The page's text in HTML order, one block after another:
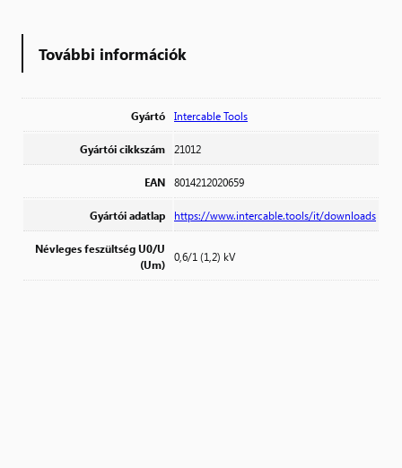
További információk
Gyártó Intercable Tools
Gyártói cikkszám 21012
EAN 8014212020659
Gyártói adatlap https://www.intercable.tools/it/downloads
Névleges feszültség U0/U
(Um)
0,6/1 (1,2) kV